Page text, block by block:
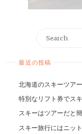
最近の投稿
北海道のスキーツア
特別なリフト券でス
スキーはツアーだと
スキー旅行にはニッ